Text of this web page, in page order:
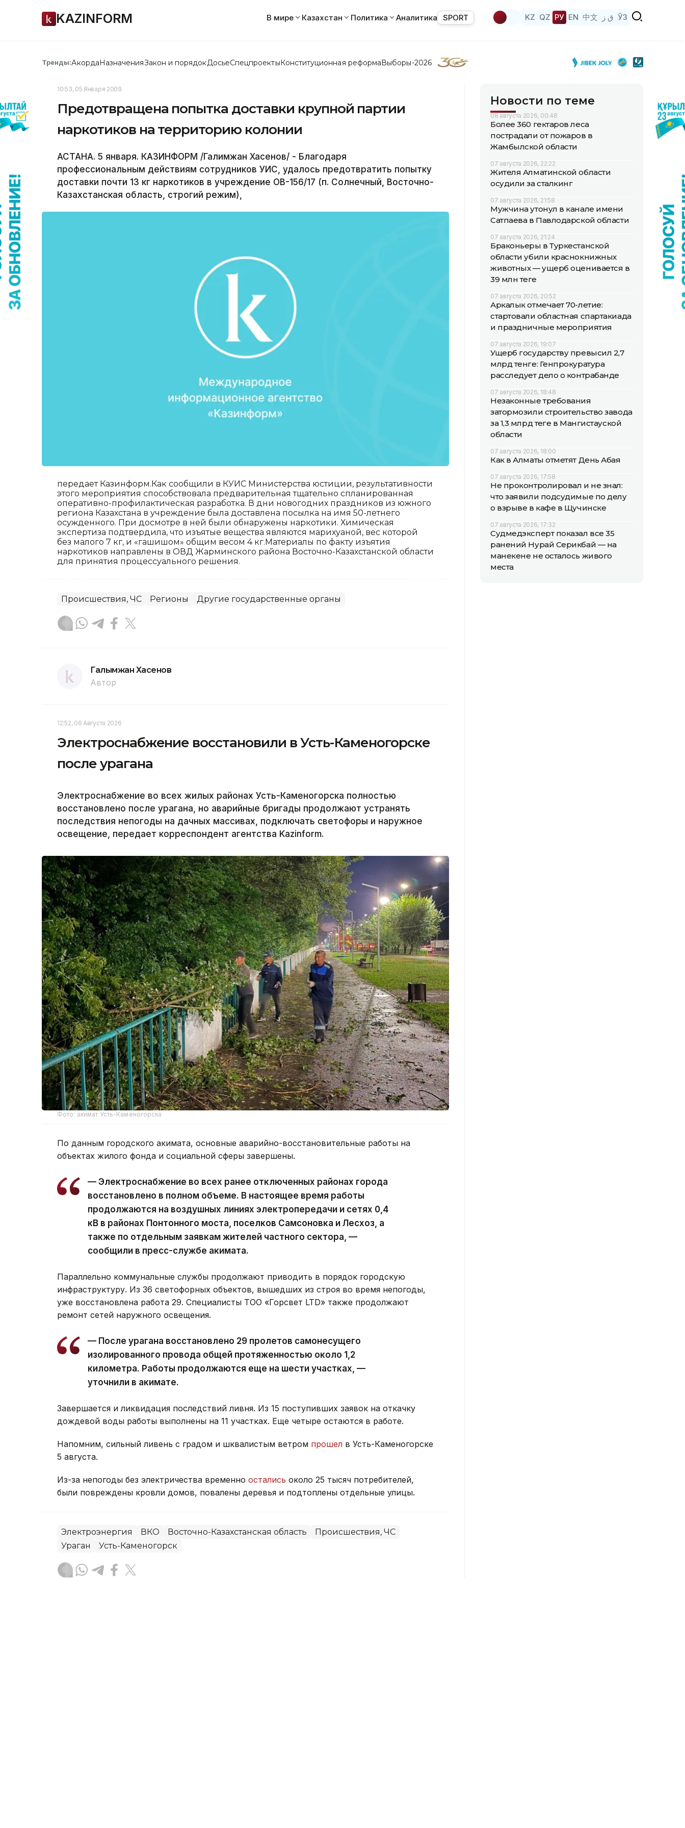
KAZINFORM В мире Казахстан Политика Аналитика SPORT KZ QZ РУ EN 中文 ق ز ЎЗ
Тренды:АкордаНазначенияЗакон и порядок ДосьеСпецпроектыКонституционная реформаВыборы-2026
10:53, 05 Января 2009
Предотвращена попытка доставки крупной партии
наркотиков на территорию колонии
АСТАНА. 5 января. КАЗИНФОРМ /Галимжан Хасенов/ - Благодаря
профессиональным действиям сотрудников УИС, удалось предотвратить попытку
доставки почти 13 кг наркотиков в учреждение ОВ-156/17 (п. Солнечный, Восточно-
Казахстанская область, строгий режим),
передает Казинформ.Как сообщили в КУИС Министерства юстиции, результативности
этого мероприятия способствовала предварительная тщательно спланированная
оперативно-профилактическая разработка. В дни новогодних праздников из южного
региона Казахстана в учреждение была доставлена посылка на имя 50-летнего
осужденного. При досмотре в ней были обнаружены наркотики. Химическая
экспертиза подтвердила, что изъятые вещества являются марихуаной, вес которой
без малого 7 кг, и «гашишом» общим весом 4 кг.Материалы по факту изъятия
наркотиков направлены в ОВД Жарминского района Восточно-Казахстанской области
для принятия процессуального решения.
Происшествия, ЧС Регионы Другие государственные органы
Галымжан Хасенов
Автор
12:52, 06 Августа 2026
Электроснабжение восстановили в Усть-Каменогорске
после урагана
Электроснабжение во всех жилых районах Усть-Каменогорска полностью
восстановлено после урагана, но аварийные бригады продолжают устранять
последствия непогоды на дачных массивах, подключать светофоры и наружное
освещение, передает корреспондент агентства Kazinform.
Фото: акимат Усть-Каменогорска
По данным городского акимата, основные аварийно-восстановительные работы на
объектах жилого фонда и социальной сферы завершены.
— Электроснабжение во всех ранее отключенных районах города
восстановлено в полном объеме. В настоящее время работы
продолжаются на воздушных линиях электропередачи и сетях 0,4
кВ в районах Понтонного моста, поселков Самсоновка и Лесхоз, а
также по отдельным заявкам жителей частного сектора, —
сообщили в пресс-службе акимата.
Параллельно коммунальные службы продолжают приводить в порядок городскую
инфраструктуру. Из 36 светофорных объектов, вышедших из строя во время непогоды,
уже восстановлена работа 29. Специалисты ТОО «Горсвет LTD» также продолжают
ремонт сетей наружного освещения.
— После урагана восстановлено 29 пролетов самонесущего
изолированного провода общей протяженностью около 1,2
километра. Работы продолжаются еще на шести участках, —
уточнили в акимате.
Завершается и ликвидация последствий ливня. Из 15 поступивших заявок на откачку
дождевой воды работы выполнены на 11 участках. Еще четыре остаются в работе.
Напомним, сильный ливень с градом и шквалистым ветром прошел в Усть-Каменогорске
5 августа.
Из-за непогоды без электричества временно остались около 25 тысяч потребителей,
были повреждены кровли домов, повалены деревья и подтоплены отдельные улицы.
Электроэнергия ВКО Восточно-Казахстанская область
Происшествия, ЧС
Ураган
Усть-Каменогорск
Новости по теме
08 августа 2026, 00:48
Более 360 гектаров леса
пострадали от пожаров в
Жамбылской области
07 августа 2026, 22:22
Жителя Алматинской области
осудили за сталкинг
07 августа 2026, 21:58
Мужчина утонул в канале имени
Сатпаева в Павлодарской области
07 августа 2026, 21:24
Браконьеры в Туркестанской
области убили краснокнижных
животных — ущерб оценивается в
39 млн теңге
07 августа 2026, 20:52
Аркалык отмечает 70-летие:
стартовали областная спартакиада
и праздничные мероприятия
07 августа 2026, 19:07
Ущерб государству превысил 2,7
млрд тенге: Генпрокуратура
расследует дело о контрабанде
07 августа 2026, 18:48
Незаконные требования
затормозили строительство завода
за 1,3 млрд теңге в Мангистауской
области
07 августа 2026, 18:00
Как в Алматы отметят День Абая
07 августа 2026, 17:58
Не проконтролировал и не знал:
что заявили подсудимые по делу
о взрыве в кафе в Щучинске
07 августа 2026, 17:32
Судмедэксперт показал все 35
ранений Нурай Серикбай — на
манекене не осталось живого
места